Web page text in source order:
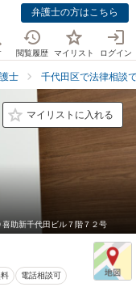
弁護士の方はこちら
閲覧履歴 マイリスト ログイン
士 千代田区で法律相談
マイリストに入れる
助新千代田ビル７階７２号
電話相談可